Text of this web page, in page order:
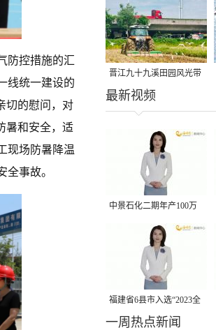
防控措施的汇
线统一建设的
切的慰问，对
暑和安全，适
现场防暑降温
事故。
晋江九十九溪田园风光带
千亩早稻迎来成熟收割季
最新视频
中景石化二期年产100万
吨丙烷脱氢项目建成中交
福建省6县市入选“2023全
国县域发展潜力百强县”
一周热点新闻